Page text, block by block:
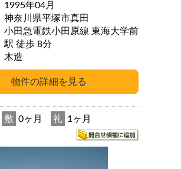
1995年04月
神奈川県平塚市真田
小田急電鉄小田原線 東海大学前
駅 徒歩 8分
木造
敷 0ヶ月 礼 1ヶ月